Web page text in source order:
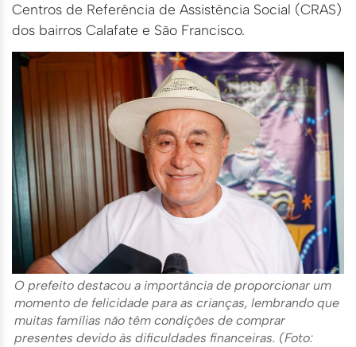
Centros de Referência de Assistência Social (CRAS)
dos bairros Calafate e São Francisco.
O prefeito destacou a importância de proporcionar um
momento de felicidade para as crianças, lembrando que
muitas famílias não têm condições de comprar
presentes devido às dificuldades financeiras. (Foto: